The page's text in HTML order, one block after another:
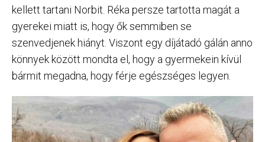
kellett tartani Norbit. Réka persze tartotta magát a
gyerekei miatt is, hogy ők semmiben se
szenvedjenek hiányt. Viszont egy díjátadó gálán anno
könnyek között mondta el, hogy a gyermekein kívül
bármit megadna, hogy férje egészséges legyen.